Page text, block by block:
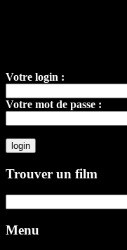
Votre login :
Votre mot de passe :
Trouver un film
Menu